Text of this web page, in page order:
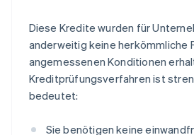
Diese Kredite wurden für
anderweitig keine herkömmliche
angemessenen Konditionen
Kreditprüfungsverfahren ist
bedeutet:
Sie benötigen keine